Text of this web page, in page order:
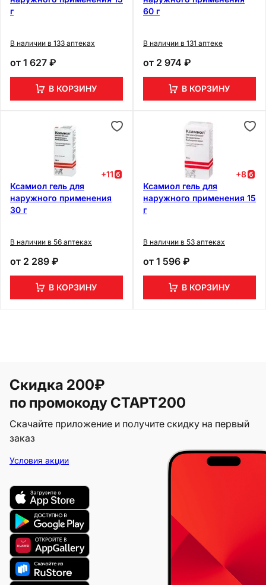
г
В наличии в 133 аптеках
от 1 627 ₽
В КОРЗИНУ
60 г
В наличии в 131 аптеке
от 2 974 ₽
В КОРЗИНУ
+11
Ксамиол гель для
наружного применения
30 г
В наличии в 56 аптеках
от 2 289 ₽
В КОРЗИНУ
+8
Ксамиол гель для
наружного применения 15
г
В наличии в 53 аптеках
от 1 596 ₽
В КОРЗИНУ
Скидка 200₽
по промокоду СТАРТ200
Скачайте приложение и получите скидку на первый
заказ
Условия акции